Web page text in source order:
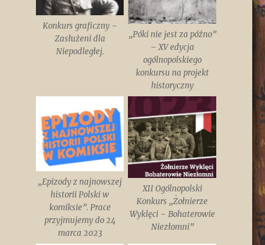
Konkurs graficzny –
Zasłużeni dla
Niepodległej.
„Póki nie jest za późno”
– XV edycja
ogólnopolskiego
konkursu na projekt
historyczny
„Epizody z najnowszej
historii Polski w
komiksie”. Prace
przyjmujemy do 24
marca 2023
XII Ogólnopolski
Konkurs „Żołnierze
Wyklęci – Bohaterowie
Niezłomni”